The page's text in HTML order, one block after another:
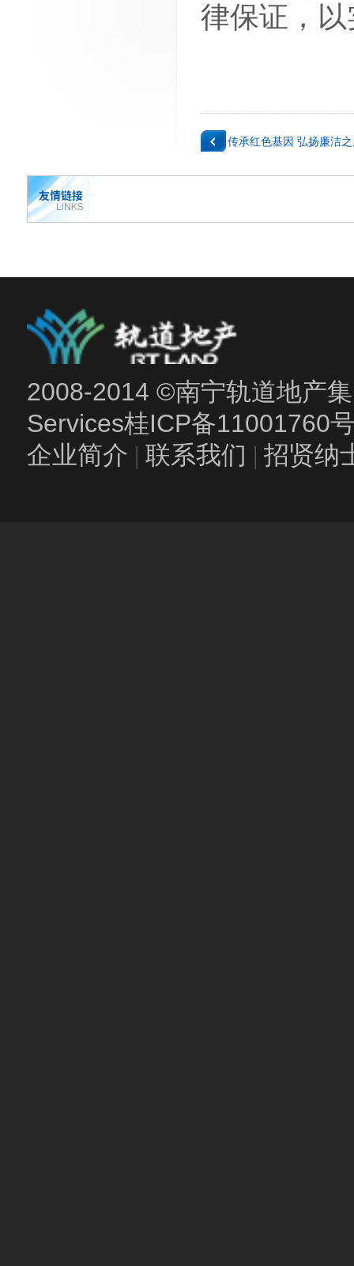
律保证，
传承红色基因 弘扬廉洁
2008-2014 ©南宁轨道地产
Services桂ICP备11001760
企业简介 | 联系我们 | 招贤纳